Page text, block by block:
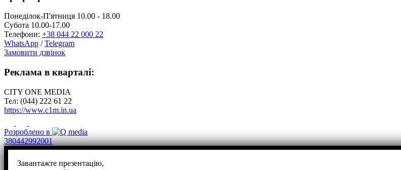
Понеділок-П'ятниця 10.00 - 18.00
Субота 10.00-17.00
Телефони: +38 044 22 000 22
WhatsApp /Telegram
Замовити дзвінок
Реклама в кварталі:
CITY ONE MEDIA
Тел: (044) 222 61 22
https://www.c1m.in.ua
Розроблено в
380442992001
Завантажте презентацію,